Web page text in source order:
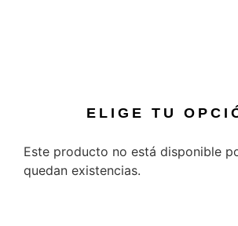
ELIGE TU
Este producto no está disponible
quedan existencias.